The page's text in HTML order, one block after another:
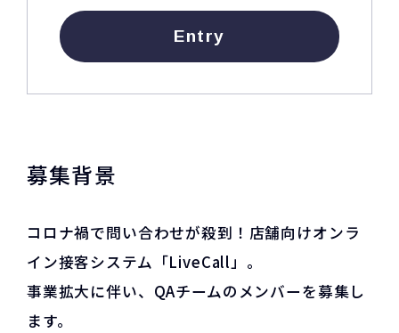
Entry
募集背景
コロナ禍で問い合わせが殺到！店舗向けオンラ
イン接客システム「LiveCall」。
事業拡大に伴い、QAチームのメンバーを募集し
ます。